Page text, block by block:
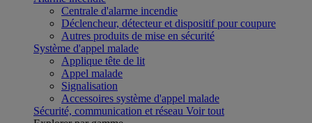
Centrale d'alarme incendie
Déclencheur, détecteur et dispositif pour coupure
Autres produits de mise en sécurité
Système d'appel malade
Applique tête de lit
Appel malade
Signalisation
Accessoires système d'appel malade
Sécurité, communication et réseau Voir tout